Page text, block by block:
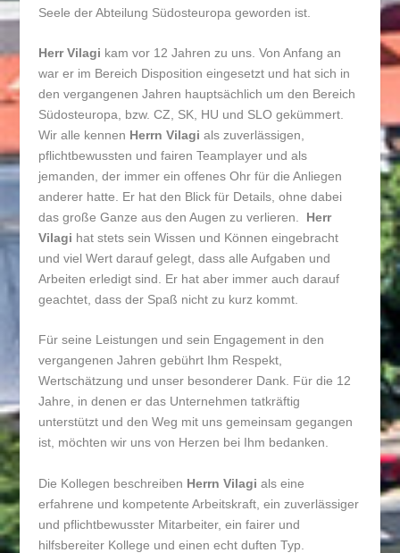
Seele der Abteilung Südosteuropa geworden ist.
Herr Vilagi kam vor 12 Jahren zu uns. Von Anfang an
war er im Bereich Disposition eingesetzt und hat sich in
den vergangenen Jahren hauptsächlich um den Bereich
Südosteuropa, bzw. CZ, SK, HU und SLO gekümmert.
Wir alle kennen Herrn Vilagi als zuverlässigen,
pflichtbewussten und fairen Teamplayer und als
jemanden, der immer ein offenes Ohr für die Anliegen
anderer hatte. Er hat den Blick für Details, ohne dabei
das große Ganze aus den Augen zu verlieren. Herr
Vilagi hat stets sein Wissen und Können eingebracht
und viel Wert darauf gelegt, dass alle Aufgaben und
Arbeiten erledigt sind. Er hat aber immer auch darauf
geachtet, dass der Spaß nicht zu kurz kommt.
Für seine Leistungen und sein Engagement in den
vergangenen Jahren gebührt Ihm Respekt,
Wertschätzung und unser besonderer Dank. Für die 12
Jahre, in denen er das Unternehmen tatkräftig
unterstützt und den Weg mit uns gemeinsam gegangen
ist, möchten wir uns von Herzen bei Ihm bedanken.
Die Kollegen beschreiben Herrn Vilagi als eine
erfahrene und kompetente Arbeitskraft, ein zuverlässiger
und pflichtbewusster Mitarbeiter, ein fairer und
hilfsbereiter Kollege und einen echt duften Typ.